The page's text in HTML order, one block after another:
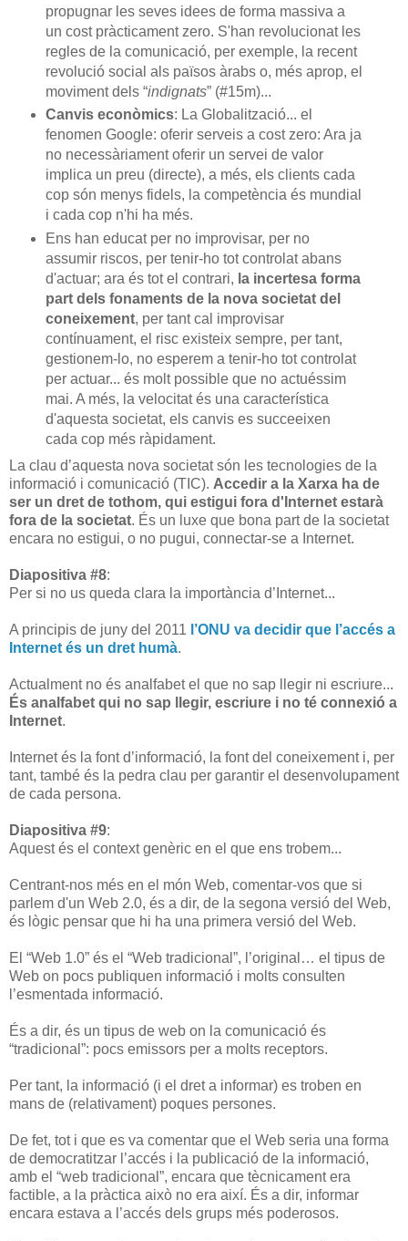
propugnar les seves idees de forma massiva a
un cost pràcticament zero. S'han revolucionat les
regles de la comunicació, per exemple, la recent
revolució social als països àrabs o, més aprop, el
moviment dels “indignats” (#15m)...
Canvis econòmics: La Globalització... el
fenomen Google: oferir serveis a cost zero: Ara ja
no necessàriament oferir un servei de valor
implica un preu (directe), a més, els clients cada
cop són menys fidels, la competència és mundial
i cada cop n'hi ha més.
Ens han educat per no improvisar, per no
assumir riscos, per tenir-ho tot controlat abans
d'actuar; ara és tot el contrari, la incertesa forma
part dels fonaments de la nova societat del
coneixement, per tant cal improvisar
contínuament, el risc existeix sempre, per tant,
gestionem-lo, no esperem a tenir-ho tot controlat
per actuar... és molt possible que no actuéssim
mai. A més, la velocitat és una característica
d'aquesta societat, els canvis es succeeixen
cada cop més ràpidament.
La clau d’aquesta nova societat són les tecnologies de la
informació i comunicació (TIC). Accedir a la Xarxa ha de
ser un dret de tothom, qui estigui fora d'Internet estarà
fora de la societat. És un luxe que bona part de la societat
encara no estigui, o no pugui, connectar-se a Internet.
Diapositiva #8:
Per si no us queda clara la importància d’Internet...
A principis de juny del 2011 l’ONU va decidir que l’accés a
Internet és un dret humà.
Actualment no és analfabet el que no sap llegir ni escriure...
És analfabet qui no sap llegir, escriure i no té connexió a
Internet.
Internet és la font d’informació, la font del coneixement i, per
tant, també és la pedra clau per garantir el desenvolupament
de cada persona.
Diapositiva #9:
Aquest és el context genèric en el que ens trobem...
Centrant-nos més en el món Web, comentar-vos que si
parlem d'un Web 2.0, és a dir, de la segona versió del Web,
és lògic pensar que hi ha una primera versió del Web.
El “Web 1.0” és el “Web tradicional”, l’original… el tipus de
Web on pocs publiquen informació i molts consulten
l’esmentada informació.
És a dir, és un tipus de web on la comunicació és
“tradicional”: pocs emissors per a molts receptors.
Per tant, la informació (i el dret a informar) es troben en
mans de (relativament) poques persones.
De fet, tot i que es va comentar que el Web seria una forma
de democratitzar l’accés i la publicació de la informació,
amb el “web tradicional”, encara que tècnicament era
factible, a la pràctica això no era així. És a dir, informar
encara estava a l’accés dels grups més poderosos.